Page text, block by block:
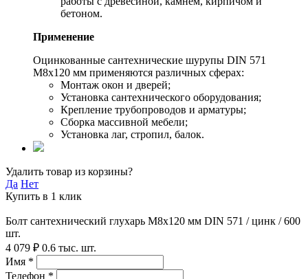
бетоном.
Применение
Оцинкованные сантехнические шурупы DIN 571
М8x120 мм применяются различных сферах:
Монтаж окон и дверей;
Установка сантехнического оборудования;
Крепление трубопроводов и арматуры;
Сборка массивной мебели;
Установка лаг, стропил, балок.
Удалить товар из корзины?
Да Нет
Купить в 1 клик
Болт сантехнический глухарь М8х120 мм DIN 571 / цинк / 600
шт.
4 079 ₽ 0.6 тыс. шт.
Имя *
Телефон *